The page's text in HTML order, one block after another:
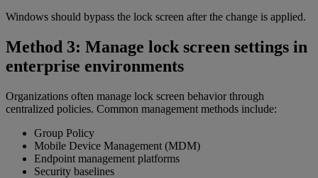
Windows should bypass the lock screen after the change is applied.
Method 3: Manage lock screen settings in
enterprise environments
Organizations often manage lock screen behavior through
centralized policies. Common management methods include:
Group Policy
Mobile Device Management (MDM)
Endpoint management platforms
Security baselines